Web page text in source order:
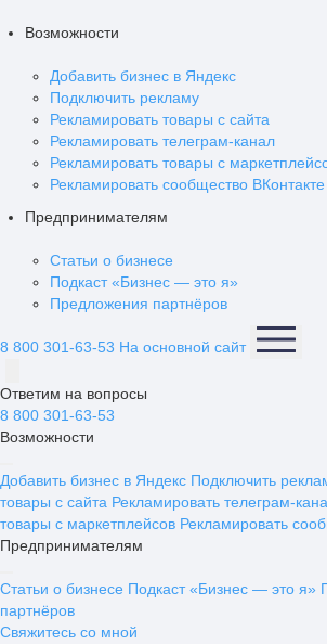
Возможности
Добавить бизнес в Яндекс
Подключить рекламу
Рекламировать товары с сайта
Рекламировать телеграм-канал
Рекламировать товары с
Рекламировать сообщество ВКонтакте
Предпринимателям
Статьи о бизнесе
Подкаст «Бизнес — это я»
Предложения партнёров
8 800 301-63-53 На основной сайт
Ответим на вопросы
8 800 301-63-53
Возможности
Добавить бизнес в Яндекс Подключить
товары с сайта Рекламировать телеграм-
товары с маркетплейсов Рекламировать
Предпринимателям
Статьи о бизнесе Подкаст «Бизнес — это я»
партнёров
Свяжитесь со мной